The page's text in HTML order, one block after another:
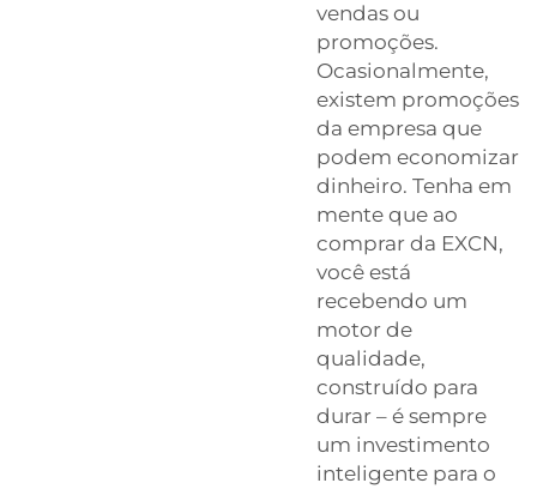
vendas ou
promoções.
Ocasionalmente,
existem promoções
da empresa que
podem economizar
dinheiro. Tenha em
mente que ao
comprar da EXCN,
você está
recebendo um
motor de
qualidade,
construído para
durar – é sempre
um investimento
inteligente para o